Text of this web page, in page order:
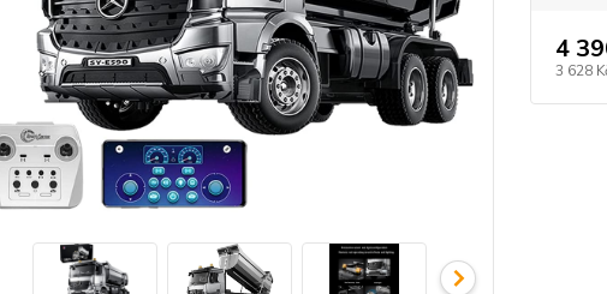
4
3 628